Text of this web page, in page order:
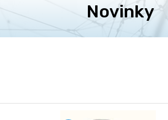
Novinky